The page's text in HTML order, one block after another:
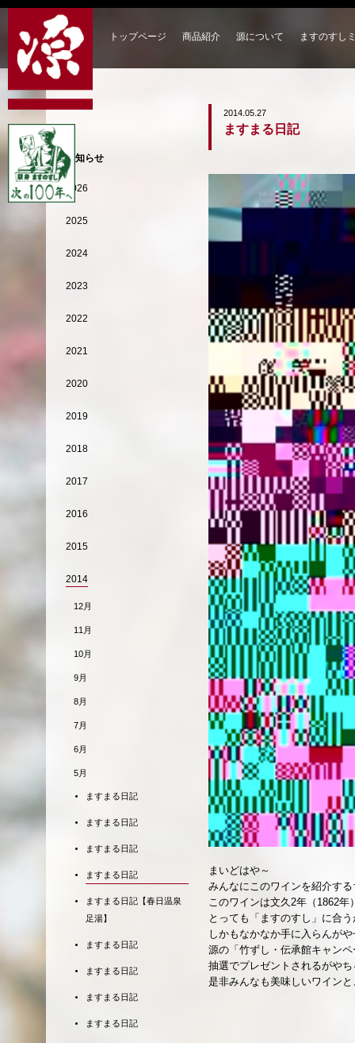
トップページ 商品紹介 源について ますのすし
2014.05.27
ますまる日記
まいどはや～
みんなにこのワインを紹介する
このワインは文久 2年（ 1862年
とっても「ますのすし」に合
しかもなかなか手に入らんがや
源の「竹ずし・伝承館キャン
抽選でプレゼントされるがやち
是非みんなも美味しいワイン
お知らせ
2026
2025
2024
2023
2022
2021
2020
2019
2018
2017
2016
2015
2014
12月
11月
10月
9月
8月
7月
6月
5月
ますまる日記
ますまる日記
ますまる日記
ますまる日記
ますまる日記【春日温泉
足湯】
ますまる日記
ますまる日記
ますまる日記
ますまる日記